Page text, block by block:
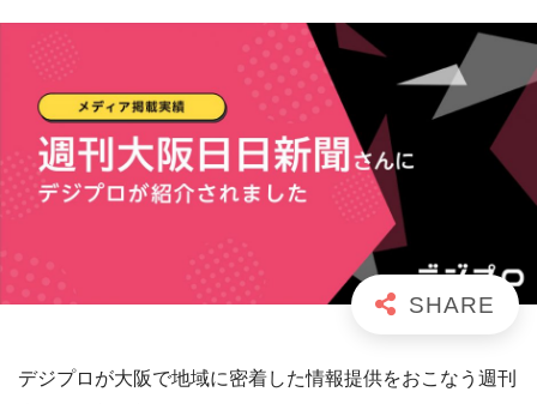
デジプロが大阪で地域に密着した情報提供をおこなう週刊